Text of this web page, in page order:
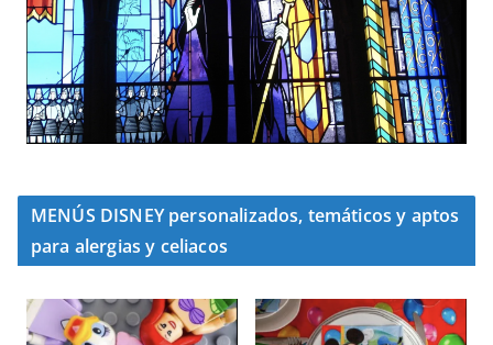
MENÚS DISNEY personalizados, temáticos y aptos
para alergias y celiacos